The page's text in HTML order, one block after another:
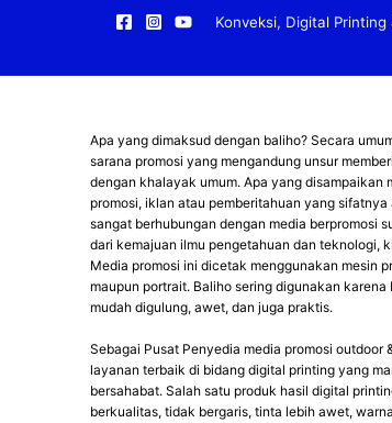
Konveksi, Digital
Apa yang dimaksud dengan baliho? Secara
sarana promosi yang mengandung unsur
dengan khalayak umum. Apa yang disampaikan
promosi, iklan atau pemberitahuan yang
sangat berhubungan dengan media berpromosi
dari kemajuan ilmu pengetahuan dan teknologi,
Media promosi ini dicetak menggunakan mesin
maupun portrait. Baliho sering digunakan
mudah digulung, awet, dan juga praktis.
Sebagai Pusat Penyedia media promosi outdoor
layanan terbaik di bidang digital printing yang
bersahabat. Salah satu produk hasil digital
berkualitas, tidak bergaris, tinta lebih awet,